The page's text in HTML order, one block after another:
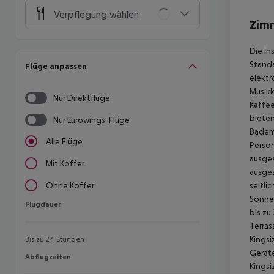
Verpflegung wählen
Flüge anpassen
Nur Direktflüge
Nur Eurowings-Flüge
Alle Flüge
Mit Koffer
Ohne Koffer
Flugdauer
Flugdauer
Bis zu 24 Stunden
Abflugzeiten
Abflugzeiten
Die
bis